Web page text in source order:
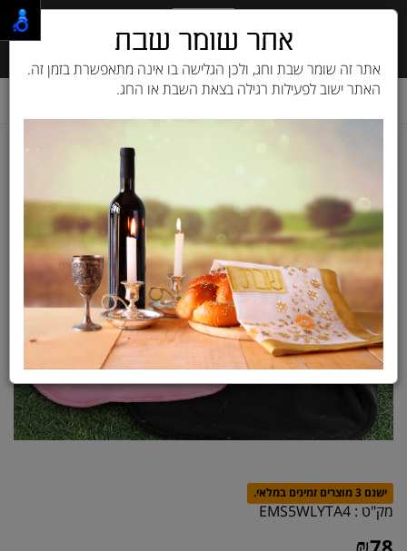
מעיל בשילוב סוודר ורוד / אפור
ישנם 3 מוצרים זמינים במלאי.
מק"ט : EMS5WLYTA4
אתר שומר שבת
אתר זה שומר שבת וחג, ולכן הגלישה בו אינה מתאפשרת בזמן זה.
האתר ישוב לפעילות רגילה בצאת השבת או החג.